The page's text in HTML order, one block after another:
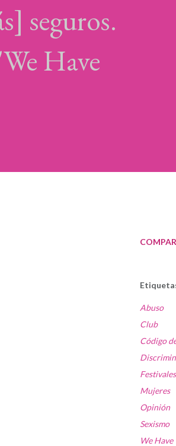
seguros.
Have
Abuso
Club
Código
Festivales
Mujeres
Opinión
Sexismo
We Have